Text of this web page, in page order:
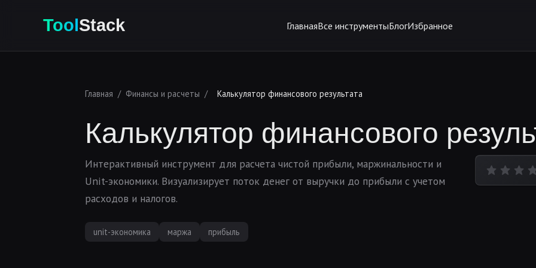
ToolStack ГлавнаяВсе инструментыБлогИзбранное
Главная / Финансы и расчеты / Калькулятор финансового результата
Калькулятор финансового
Интерактивный инструмент для расчета чистой прибыли, маржинальности и
Unit-экономики. Визуализирует поток денег от выручки до прибыли с учетом
расходов и налогов.
unit-экономика маржа прибыль